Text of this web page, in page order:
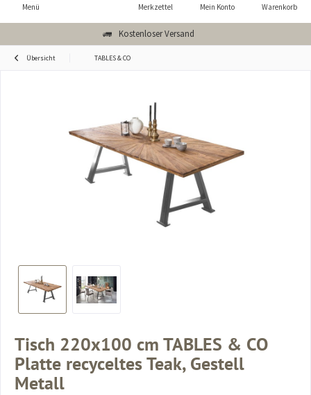
Kostenloser Versand
Menü Warenkorb
Merkzettel Mein Konto
Übersicht TABLES & CO
Tisch 220x100 cm TABLES & CO
Platte recyceltes Teak, Gestell
Metall